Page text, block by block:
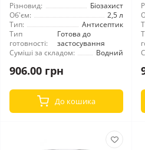
Різновид:
Біозахист
Об'єм:
2,5 л
Тип:
Антисептик
Тип
готовності:
Готова до
застосування
Суміші за складом:
Водний
906.00 грн
До кошика